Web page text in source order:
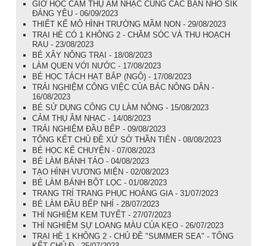
GIỜ HỌC CẢM THỤ ÂM NHẠC CÙNG CÁC BẠN NHỎ SIK
ĐÁNG YÊU - 06/09/2023
THIẾT KẾ MÔ HÌNH TRƯỜNG MẦM NON - 29/08/2023
TRẠI HÈ CÓ 1 KHÔNG 2 - CHĂM SÓC VÀ THU HOẠCH
RAU - 23/08/2023
BÉ XÂY NÔNG TRẠI - 18/08/2023
LÀM QUEN VỚI NƯỚC - 17/08/2023
BÉ HỌC TÁCH HẠT BẮP (NGÔ) - 17/08/2023
TRẢI NGHIỆM CÔNG VIỆC CỦA BÁC NÔNG DÂN -
16/08/2023
BÉ SỬ DỤNG CÔNG CỤ LÀM NÔNG - 15/08/2023
CẢM THỤ ÂM NHẠC - 14/08/2023
TRẢI NGHIỆM ĐẦU BẾP - 09/08/2023
TỔNG KẾT CHỦ ĐỀ XỨ SỞ THẦN TIÊN - 08/08/2023
BÉ HỌC KỂ CHUYỆN - 07/08/2023
BÉ LÀM BÁNH TÁO - 04/08/2023
TẠO HÌNH VƯƠNG MIỆN - 02/08/2023
BÉ LÀM BÁNH BỘT LỌC - 01/08/2023
TRANG TRÍ TRANG PHỤC HOÀNG GIA - 31/07/2023
BÉ LÀM ĐẦU BẾP NHÍ - 28/07/2023
THÍ NGHIỆM KEM TUYẾT - 27/07/2023
THÍ NGHIỆM SỰ LOANG MÀU CỦA KẸO - 26/07/2023
TRẠI HÈ 1 KHÔNG 2 - CHỦ ĐỀ "SUMMER SEA" - TỔNG